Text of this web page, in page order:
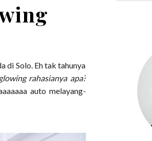
di Solo. Eh tak tahunya
rahasianya apa?
auto melayang-